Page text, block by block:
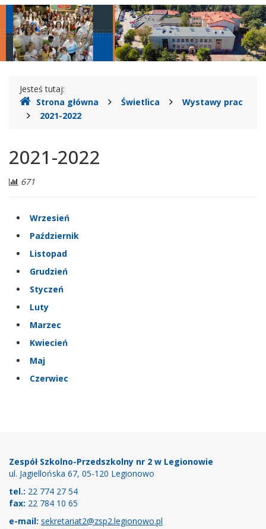
Gdzie
jesteśmy
Jesteś tutaj:
Strona główna
Świetlica
Wystawy prac
2021-2022
2021-2022
Liczba
671
Wrzesień
Październik
Listopad
Grudzień
Styczeń
Luty
Marzec
Kwiecień
Maj
Czerwiec
Zespół Szkolno-Przedszkolny nr 2 w Legionowie
ul. Jagiellońska 67, 05-120 Legionowo
tel.: 22 774 27 54
fax: 22 784 10 65
e-mail: sekretariat2@zsp2.legionowo.pl